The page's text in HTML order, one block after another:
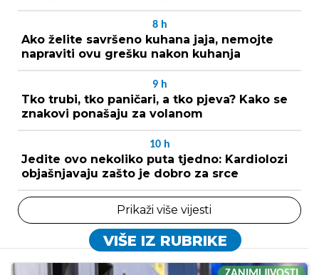
8 h
Ako želite savršeno kuhana jaja, nemojte
napraviti ovu grešku nakon kuhanja
9 h
Tko trubi, tko paničari, a tko pjeva? Kako se
znakovi ponašaju za volanom
10 h
Jedite ovo nekoliko puta tjedno: Kardiolozi
objašnjavaju zašto je dobro za srce
Prikaži više vijesti
VIŠE IZ RUBRIKE